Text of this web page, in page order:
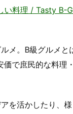
い料理 / Tasty B-
メ。B級グルメと
で庶民的な料理
を活かしたり、